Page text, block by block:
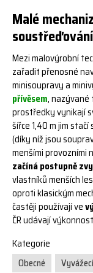
Malé
Mezi malovýrobní
zařadit přenosné
minisoupravy a
přívěsem, nazývané
prostředky vynikají
šířce 1,40 m jim
(díky níž jsou
menšími provozními
začíná postupně
vlastníků menších
oproti klasickým
častěji používají ve
ČR udávají
Kategorie
Obecné